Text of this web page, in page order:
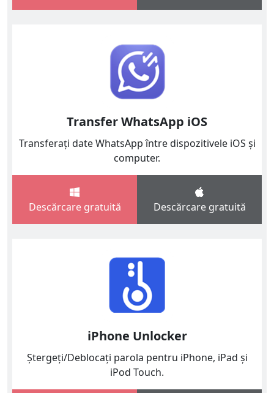
Transfer WhatsApp iOS
Transferați date WhatsApp între dispozitivele iOS și
computer.
Descărcare gratuită Descărcare gratuită
iPhone Unlocker
Ștergeți/Deblocați parola pentru iPhone, iPad și
iPod Touch.